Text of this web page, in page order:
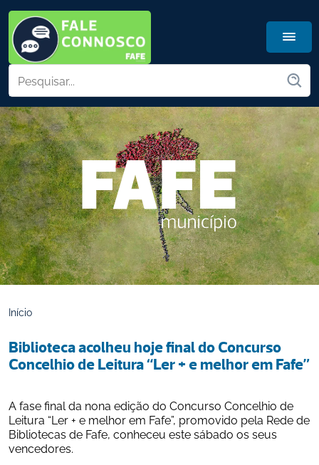
Início
Biblioteca acolheu hoje final do Concurso
Concelhio de Leitura “Ler + e melhor em Fafe”
A fase final da nona edição do Concurso Concelhio de
Leitura “Ler + e melhor em Fafe”, promovido pela Rede de
Bibliotecas de Fafe, conheceu este sábado os seus
vencedores.